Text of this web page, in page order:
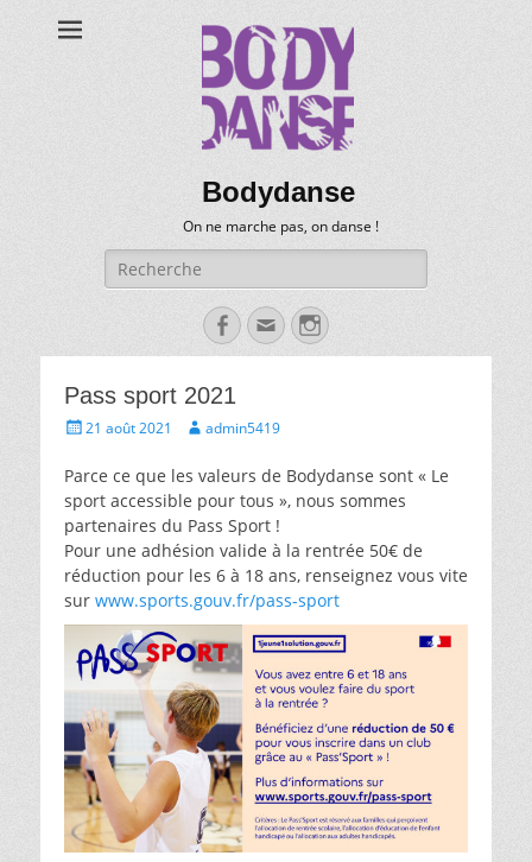
Bodydanse
On ne marche pas, on danse !
Recherche
pour:
Facebook
EmailInstagram
Pass sport 2021
Posté21 août 2021 Auteur
admin5419
Parce ce que les valeurs de Bodydanse sont « Le
sport accessible pour tous », nous sommes
partenaires du Pass Sport !
Pour une adhésion valide à la rentrée 50€ de
réduction pour les 6 à 18 ans, renseignez vous vite
sur www.sports.gouv.fr/pass-sport